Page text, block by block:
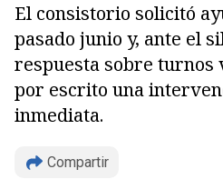
El consistorio solicitó
pasado junio y, ante el
respuesta sobre turnos
por escrito una
inmediata.
Compartir
Copiar